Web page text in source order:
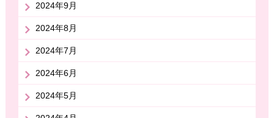
2024年9月
2024年8月
2024年7月
2024年6月
2024年5月